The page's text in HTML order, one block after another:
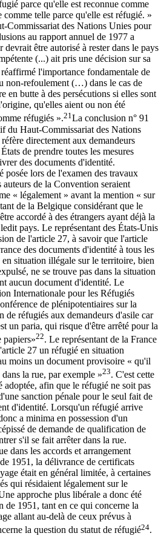
parce qu'elle est reconnue comme
comme telle parce qu'elle est réfugié. »
Commissariat des Nations Unies pour
au rapport annuel de 1977 a
devrait être autorisé à rester dans le pays
(...) ait pris une décision sur sa
réaffirmé l'importance fondamentale de
non-refoulement (…) dans le cas de
en butte à des persécutions si elles sont
qu'elles aient ou non été
réfugiés ».21 La conclusion n° 91
du Haut-Commissariat des Nations
directement aux demandeurs
de prendre toutes les mesures
des documents d'identité.
posée lors de l'examen des travaux
de la Convention seraient
« légalement » avant la mention « sur
de la Belgique considérant que le
accordé à des étrangers ayant déjà la
pays. Le représentant des États-Unis
de l'article 27, à savoir que l'article
des documents d'identité à tous les
situation illégale sur le territoire, bien
ne se trouve pas dans la situation
aucun document d'identité. Le
Internationale pour les Réfugiés
de plénipotentiaires sur la
de réfugiés aux demandeurs d'asile car
un paria, qui risque d'être arrêté pour la
papiers»22. Le représentant de la France
27 un réfugié en situation
moins un document provisoire « qu'il
la rue, par exemple »23. C'est cette
afin que le réfugié ne soit pas
sanction pénale pour le seul fait de
d'identité. Lorsqu'un réfugié arrive
a minima en possession d'un
de demande de qualification de
s'il se fait arrêter dans la rue.
dans les accords et arrangement
1951, la délivrance de certificats
était en général limitée, à certaines
qui résidaient légalement sur le
approche plus libérale a donc été
de 1951, tant en ce qui concerne la
allant au-delà de ceux prévus à
la question du statut de réfugié24.